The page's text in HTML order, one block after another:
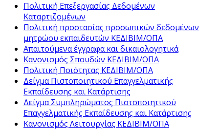
Πολιτική Επεξεργασίας Δεδομένων
Καταρτιζομένων
Πολιτική προστασίας προσωπικών δεδομένων
μητρώου εκπαιδευτών ΚΕΔΙΒΙΜ/ΟΠΑ
Απαιτούμενα έγγραφα και δικαιολογητικά
Κανονισμός Σπουδών ΚΕΔΙΒΙΜ/ΟΠΑ
Πολιτική Ποιότητας ΚΕΔΙΒΙΜ/ΟΠΑ
Δείγμα Πιστοποιητικού Επαγγελματικής
Εκπαίδευσης και Κατάρτισης
Δείγμα Συμπληρώματος Πιστοποιητικού
Επαγγελματικής Εκπαίδευσης και Κατάρτισης
Κανονισμός Λειτουργίας ΚΕΔΙΒΙΜ/ΟΠΑ